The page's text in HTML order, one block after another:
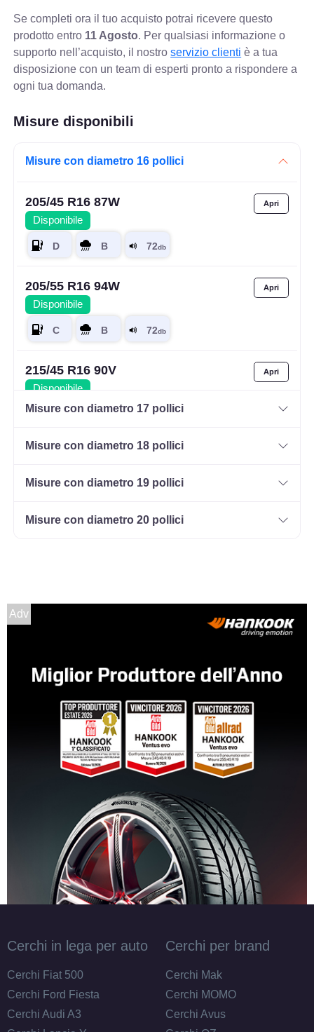
Se completi ora il tuo acquisto potrai ricevere questo
prodotto entro 11 Agosto. Per qualsiasi informazione o
supporto nell’acquisto, il nostroservizio clienti è a tua
disposizione con un team di esperti pronto a rispondere a
ogni tua domanda.
Misure disponibili
Misure con diametro 16 pollici
205/45 R16 87W
Disponibile
205/55 R16 94W
Disponibile
215/45 R16 90V
Disponibile
215/60 R16 95H HP
Misure con diametro 17 pollici
Misure con diametro 18 pollici
Misure con diametro 19 pollici
Misure con diametro 20 pollici
Adv
Cerchi in lega per auto
Cerchi Fiat 500
Cerchi Ford Fiesta
Cerchi Audi A3
Cerchi per brand
Cerchi Mak
Cerchi MOMO
Cerchi Avus